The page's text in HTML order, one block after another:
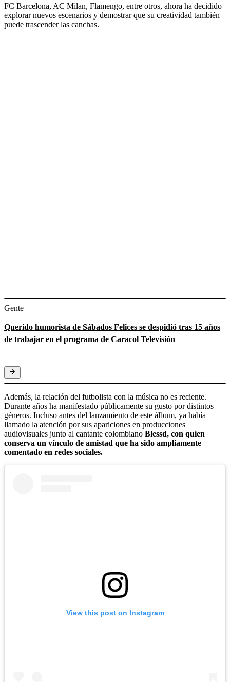
FC Barcelona, AC Milan, Flamengo, entre otros, ahora ha decidido
explorar nuevos escenarios y demostrar que su creatividad también
puede trascender las canchas.
Gente
Querido humorista de Sábados Felices se despidió tras 15 años
de trabajar en el programa de Caracol Televisión
Además, la relación del futbolista con la música no es reciente.
Durante años ha manifestado públicamente su gusto por distintos
géneros. Incluso antes del lanzamiento de este álbum, ya había
llamado la atención por sus apariciones en producciones
audiovisuales junto al cantante colombiano Blessd, con quien
conserva un vínculo de amistad que ha sido ampliamente
comentado en redes sociales.
View this post on Instagram